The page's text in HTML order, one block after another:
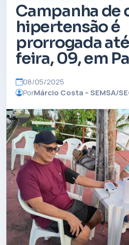
Campanha de
hipertensão é
prorrogada
feira, 09, em
08/05/2025
PorMárcio Costa – SEMSA/